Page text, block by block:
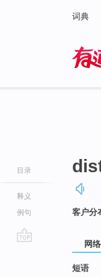
词典
目录
释义
例句
客户分
网
短语